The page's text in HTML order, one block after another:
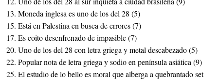
13. Moneda inglesa es uno de los del 28 (5)
15. Está en Palestina en busca de errores (7)
17. Es coito desenfrenado de impasible (7)
20. Uno de los del 28 con letra griega y metal descabezado (5)
22. Popular nota de letra griega y sodio en península asiática (9)
25. El estudio de lo bello es moral que alberga a quebrantado set